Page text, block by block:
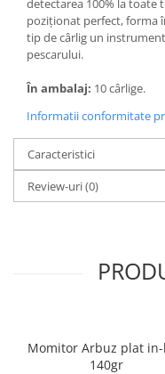
Huse
Penare
Altele
Accesorii conexe pescuit
Cântare
Instrumente
Ochelari
Barci, sonare
Aragazuri, incalzitoare
Corturi, Pavilioane
poziționat perfect, forma
tip de cârlig un
pescarului.
În ambalaj: 10 cârlige.
Informatii conformitate
Caracteristici
Review-uri(0)
Momitor Arbuz plat
140gr